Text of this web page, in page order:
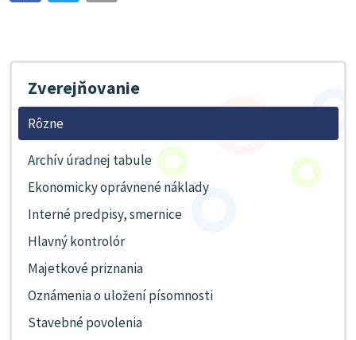
Zverejňovanie
Rôzne
Archív úradnej tabule
Ekonomicky oprávnené náklady
Interné predpisy, smernice
Hlavný kontrolór
Majetkové priznania
Oznámenia o uložení písomnosti
Stavebné povolenia